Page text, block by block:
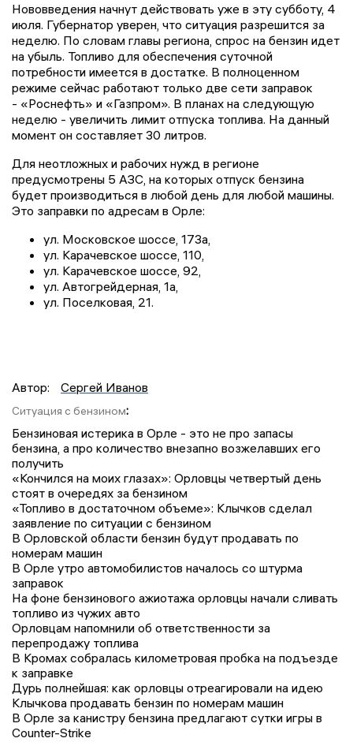
Нововведения начнут действовать уже в эту субботу, 4
июля. Губернатор уверен, что ситуация разрешится за
неделю. По словам главы региона, спрос на бензин идет
на убыль. Топливо для обеспечения суточной
потребности имеется в достатке. В полноценном
режиме сейчас работают только две сети заправок
- «Роснефть» и «Газпром». В планах на следующую
неделю - увеличить лимит отпуска топлива. На данный
момент он составляет 30 литров.
Для неотложных и рабочих нужд в регионе
предусмотрены 5 АЗС, на которых отпуск бензина
будет производиться в любой день для любой машины.
Это заправки по адресам в Орле:
ул. Московское шоссе, 173а,
ул. Карачевское шоссе, 110,
ул. Карачевское шоссе, 92,
ул. Автогрейдерная, 1а,
ул. Поселковая, 21.
Автор: Сергей Иванов
Ситуация с бензином:
Бензиновая истерика в Орле - это не про запасы
бензина, а про количество внезапно возжелавших его
получить
«Кончился на моих глазах»: Орловцы четвертый день
стоят в очередях за бензином
«Топливо в достаточном объеме»: Клычков сделал
заявление по ситуации с бензином
В Орловской области бензин будут продавать по
номерам машин
В Орле утро автомобилистов началось со штурма
заправок
На фоне бензинового ажиотажа орловцы начали сливать
топливо из чужих авто
Орловцам напомнили об ответственности за
перепродажу топлива
В Кромах собралась километровая пробка на подъезде
к заправке
Дурь полнейшая: как орловцы отреагировали на идею
Клычкова продавать бензин по номерам машин
В Орле за канистру бензина предлагают сутки игры в
Counter-Strike